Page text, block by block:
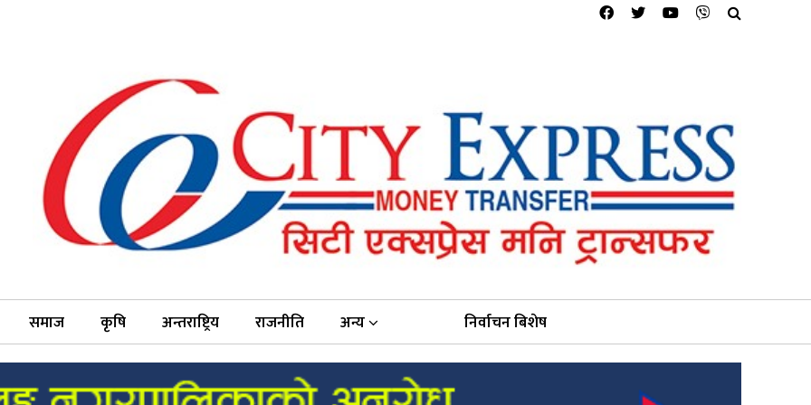
समाज कृषि अन्तराष्ट्रिय राजनीति अन्य निर्वाचन बिशेष